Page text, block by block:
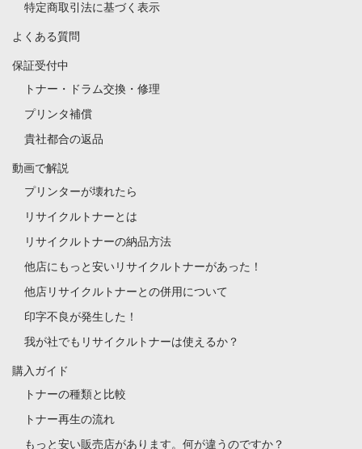
特定商取引法に基づく表示
よくある質問
保証受付中
トナー・ドラム交換・修理
プリンタ補償
貴社都合の返品
動画で解説
プリンターが壊れたら
リサイクルトナーとは
リサイクルトナーの納品方法
他店にもっと安いリサイクルトナーがあった！
他店リサイクルトナーとの併用について
印字不良が発生した！
我が社でもリサイクルトナーは使えるか？
購入ガイド
トナーの種類と比較
トナー再生の流れ
もっと安い販売店があります。何が違うのですか？